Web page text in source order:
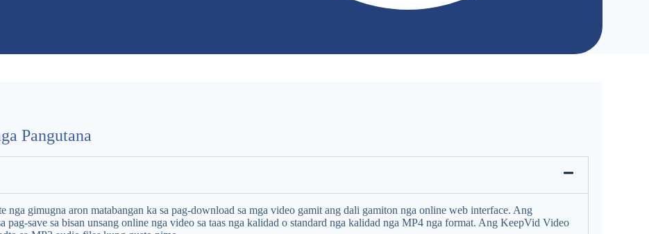
Pangutana
gimugna aron matabangan ka sa pag-download sa mga video gamit ang dali gamiton nga online web interface. Ang
save sa bisan unsang online nga video sa taas nga kalidad o standard nga kalidad nga MP4 nga format. Ang KeepVid Video